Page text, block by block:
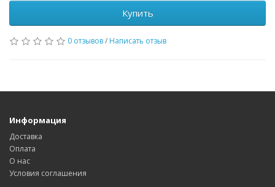
Купить
0 отзывов/ Написать отзыв
Информация
Доставка
Оплата
О нас
Условия соглашения